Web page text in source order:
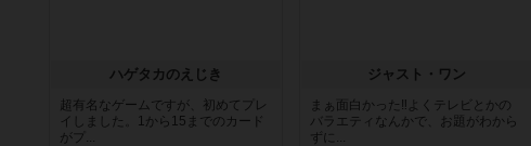
ハゲタカのえじき
超有名なゲームですが、初めてプレ
イしました。1から15までのカード
がプ...
ジャスト・ワン
まぁ面白かった‼️よくテレビとかの
バラエティなんかで、お題がわから
ずに...